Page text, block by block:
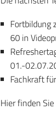
Fortbildung
60 in
01.-
Fachkraft
Hier finden